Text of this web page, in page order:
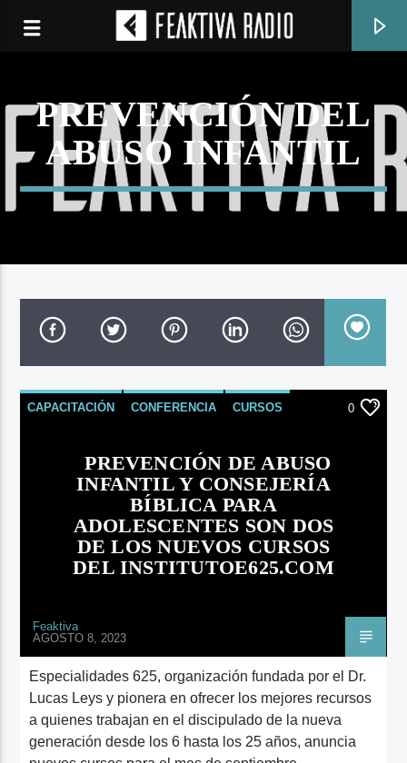
CANCIÓN ACTUAL
TÍTULO
PREVENCIÓN DEL
ABUSO INFANTIL
CAPACITACIÓN CONFERENCIA CURSOS 0
PREVENCIÓN DE ABUSO
INFANTIL Y CONSEJERÍA
BÍBLICA PARA
ADOLESCENTES SON DOS
DE LOS NUEVOS CURSOS
DEL INSTITUTOE625.COM
Feaktiva
AGOSTO 8, 2023
Especialidades 625, organización fundada por el Dr.
Lucas Leys y pionera en ofrecer los mejores recursos
a quienes trabajan en el discipulado de la nueva
generación desde los 6 hasta los 25 años, anuncia